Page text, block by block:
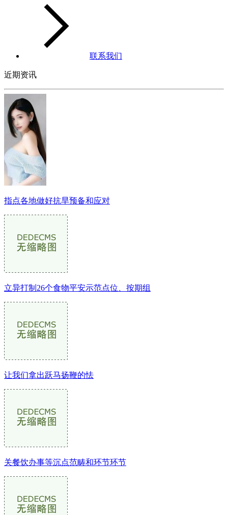
联系我们
近期资讯
指点各地做好抗旱预备和应对
立异打制26个食物平安示范点位、按期组
让我们拿出跃马扬鞭的怯
关餐饮办事等沉点范畴和环节环节